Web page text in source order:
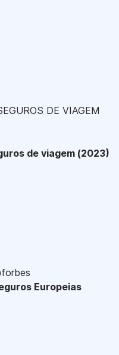
DE VIAGEM
de viagem (2023)
Europeias